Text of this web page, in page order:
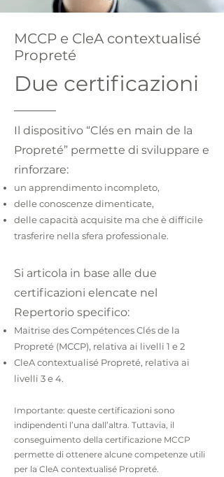
MCCP e CleA contextualisé
Propreté
Due certificazioni
Il dispositivo “Clés en main de la
Propreté” permette di sviluppare e
rinforzare:
un apprendimento incompleto,
delle conoscenze dimenticate,
delle capacità acquisite ma che è difficile
trasferire nella sfera professionale.
Si articola in base alle due
certificazioni elencate nel
Repertorio specifico:
Maitrise des Compétences Clés de la
Propreté (MCCP), relativa ai livelli 1 e 2
CleA contextualisé Propreté, relativa ai
livelli 3 e 4.
Importante: queste certificazioni sono
indipendenti l’una dall’altra. Tuttavia, il
conseguimento della certificazione MCCP
permette di ottenere alcune competenze utili
per la CleA contextualisé Propreté.